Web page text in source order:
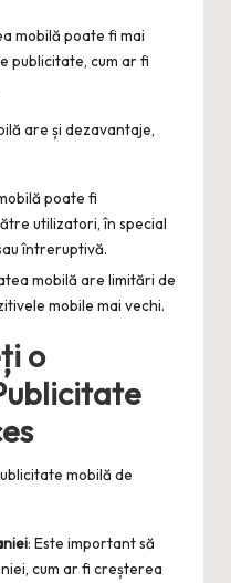
mobilă poate fi mai
publicitate, cum ar fi
are și dezavantaje,
poate fi
utilizatori, în special
întreruptivă.
mobilă are limitări de
mobile mai vechi.
o
mobilă de
: Este important să
cum ar fi creșterea